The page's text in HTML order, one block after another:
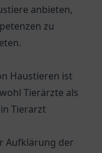
anbieten,
zu
Haustieren ist
Tierärzte als
Tierarzt
Aufklärung der